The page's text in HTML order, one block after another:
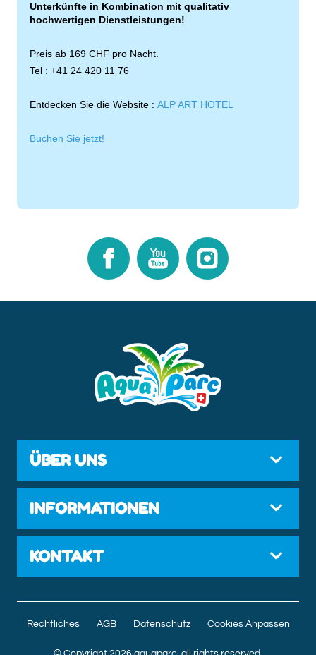
Unterkünfte in Kombination mit qualitativ
hochwertigen Dienstleistungen!
Preis ab 169 CHF pro Nacht.
Tel : +41 24 420 11 76
Entdecken Sie die Website : ALP ART HOTEL
Buchen Sie jetzt!
Facebook Youtube
ÜBER UNS
INFORMATIONEN
KONTAKT
Rechtliches AGB Datenschutz Cookies Anpassen